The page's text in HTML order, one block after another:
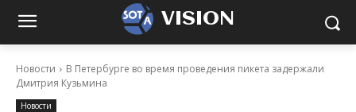
VISION
Новости
В Петербурге во время проведения пикета задержали
Дмитрия Кузьмина
Новости